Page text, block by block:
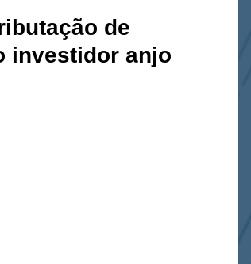
de
investidor anjo